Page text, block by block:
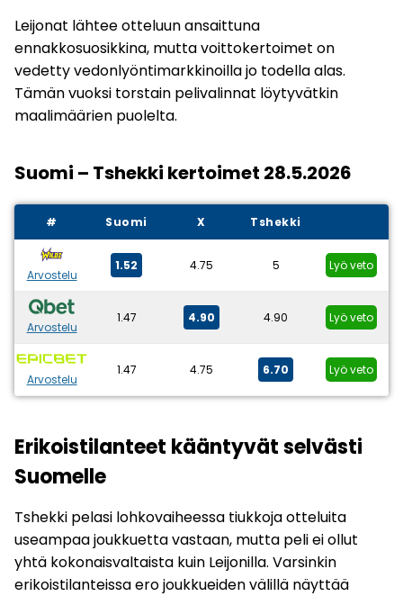
Leijonat lähtee otteluun ansaittuna
ennakkosuosikkina, mutta voittokertoimet on
vedetty vedonlyöntimarkkinoilla jo todella alas.
Tämän vuoksi torstain pelivalinnat löytyvätkin
maalimäärien puolelta.
Suomi – Tshekki kertoimet 28.5.2026
# Suomi X Tshekki
Arvostelu
1.52 4.75 5 Lyö veto
Arvostelu
1.47 4.90 4.90 Lyö veto
Arvostelu
1.47 4.75 6.70 Lyö veto
Erikoistilanteet kääntyvät selvästi
Suomelle
Tshekki pelasi lohkovaiheessa tiukkoja otteluita
useampaa joukkuetta vastaan, mutta peli ei ollut
yhtä kokonaisvaltaista kuin Leijonilla. Varsinkin
erikoistilanteissa ero joukkueiden välillä näyttää